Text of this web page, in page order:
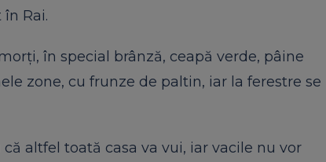
Rai.
în special brânză, ceapă verde, pâine
zone, cu frunze de paltin, iar la ferestre se
altfel toată casa va vui, iar vacile nu vor